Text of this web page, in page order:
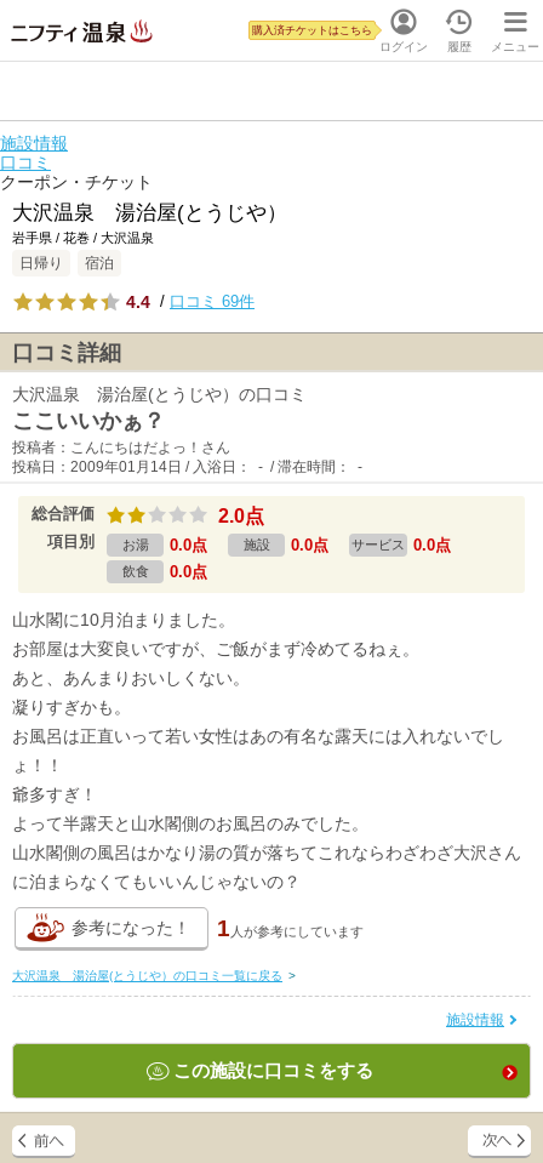
ログイン
購入済チケットはこちら
履歴 メニュー
施設情報
口コミ
クーポン・チケット
大沢温泉 湯治屋(とうじや）
岩手県 / 花巻 / 大沢温泉
日帰り 宿泊
4.4 / 口コミ 69件
口コミ詳細
大沢温泉 湯治屋(とうじや）の口コミ
ここいいかぁ？
投稿者：こんにちはだよっ！さん
投稿日：2009年01月14日 / 入浴日： - / 滞在時間： -
総合評価 2.0点
項目別 お湯 0.0点 施設 0.0点 サービス 0.0点
飲食 0.0点
山水閣に10月泊まりました。
お部屋は大変良いですが、ご飯がまず冷めてるねぇ。
あと、あんまりおいしくない。
凝りすぎかも。
お風呂は正直いって若い女性はあの有名な露天には入れないでし
ょ！！
爺多すぎ！
よって半露天と山水閣側のお風呂のみでした。
山水閣側の風呂はかなり湯の質が落ちてこれならわざわざ大沢さん
に泊まらなくてもいいんじゃないの？
参考になった！ 1 人が参考にしています
大沢温泉 湯治屋(とうじや）の口コミ一覧に戻る >
施設情報
この施設に口コミをする